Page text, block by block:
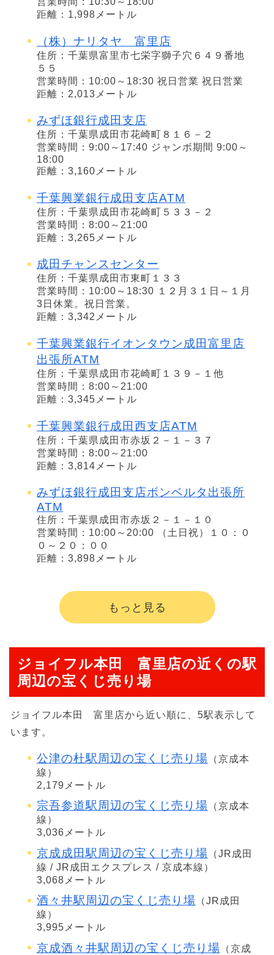
距離：1,998メートル
（株）ナリタヤ 富里店
住所：千葉県富里市七栄字獅子穴６４９番地
５５
営業時間：10:00～18:30 祝日営業 祝日営業
距離：2,013メートル
みずほ銀行成田支店
住所：千葉県成田市花崎町８１６－２
営業時間：9:00～17:40 ジャンボ期間 9:00～
18:00
距離：3,160メートル
千葉興業銀行成田支店ATM
住所：千葉県成田市花崎町５３３－２
営業時間：8:00～21:00
距離：3,265メートル
成田チャンスセンター
住所：千葉県成田市東町１３３
営業時間：10:00～18:30 １２月３１日～１月
3日休業。祝日営業。
距離：3,342メートル
千葉興業銀行イオンタウン成田富里店
出張所ATM
住所：千葉県成田市花崎町１３９－１他
営業時間：8:00～21:00
距離：3,345メートル
千葉興業銀行成田西支店ATM
住所：千葉県成田市赤坂２－１－３７
営業時間：8:00～21:00
距離：3,814メートル
みずほ銀行成田支店ボンベルタ出張所
ATM
住所：千葉県成田市赤坂２－１－１０
営業時間：10:00～20:00 （土日祝）１０：０
０～２０：００
距離：3,898メートル
もっと見る
ジョイフル本田 富里店の近くの駅
周辺の宝くじ売り場
ジョイフル本田 富里店から近い順に、5駅表示して
います。
公津の杜駅周辺の宝くじ売り場 （京成本
線）
2,179メートル
宗吾参道駅周辺の宝くじ売り場 （京成本
線）
3,036メートル
京成成田駅周辺の宝くじ売り場 （JR成田
線 / JR成田エクスプレス / 京成本線）
3,068メートル
酒々井駅周辺の宝くじ売り場 （JR成田
線）
3,995メートル
京成酒々井駅周辺の宝くじ売り場 （京成